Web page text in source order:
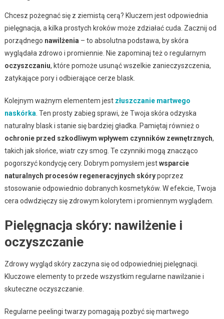
Chcesz pożegnać się z ziemistą cerą? Kluczem jest odpowiednia
pielęgnacja, a kilka prostych kroków może zdziałać cuda. Zacznij od
porządnego nawilżenia – to absolutna podstawa, by skóra
wyglądała zdrowo i promiennie. Nie zapominaj też o regularnym
oczyszczaniu, które pomoże usunąć wszelkie zanieczyszczenia,
zatykające pory i odbierające cerze blask.
Kolejnym ważnym elementem jest złuszczanie martwego
naskórka . Ten prosty zabieg sprawi, że Twoja skóra odzyska
naturalny blask i stanie się bardziej gładka. Pamiętaj również o
ochronie przed szkodliwym wpływem czynników zewnętrznych,
takich jak słońce, wiatr czy smog. Te czynniki mogą znacząco
pogorszyć kondycję cery. Dobrym pomysłem jestwsparcie
naturalnych procesów regeneracyjnych skórypoprzez
stosowanie odpowiednio dobranych kosmetyków. W efekcie, Twoja
cera odwdzięczy się zdrowym kolorytem i promiennym wyglądem.
Pielęgnacja skóry: nawilżenie i
oczyszczanie
Zdrowy wygląd skóry zaczyna się od odpowiedniej pielęgnacji.
Kluczowe elementy to przede wszystkim regularne nawilżanie i
skuteczne oczyszczanie.
Regularne peelingi twarzy pomagają pozbyć się martwego